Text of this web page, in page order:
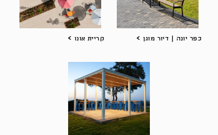
כפר יונה | דיור מוגן קריית אונו